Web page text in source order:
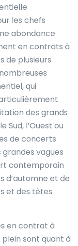
les chefs
abondance
en contrats à
de plusieurs
qui
des grands
Sud, l’Ouest ou
de concerts
grandes vagues
contemporain
d’automne et de
et des têtes
en contrat à
sont quant à